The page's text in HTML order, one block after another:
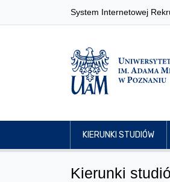
System Internetowej
KIERUNKI STUDIÓW
Kierunki